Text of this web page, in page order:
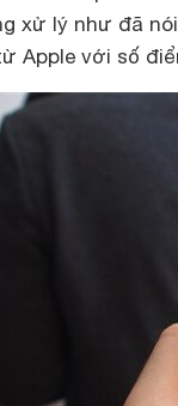
xử lý như đã
Apple với số